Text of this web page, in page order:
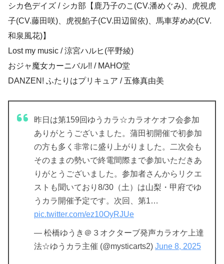
シカ色デイズ / シカ部【鹿乃子のこ(CV.潘めぐみ)、虎視虎
子(CV.藤田咲)、虎視餡子(CV.田辺留依)、馬車芽めめ(CV.
和泉風花)】
Lost my music / 涼宮ハルヒ(平野綾)
おジャ魔女カーニバル!! / MAHO堂
DANZEN! ふたりはプリキュア / 五條真由美
昨日は第159回ゆうカラ☆カラオケオフ会参加
ありがとうございました。蒲田初開催で初参加
の方も多く非常に盛り上がりました。二次会も
そのままの勢いで終電間際まで参加いただきあ
りがとうございました。参加者さんからリクエ
ストも聞いており8/30（土）は山梨・甲府でゆ
うカラ開催予定です。次回、第1…
pic.twitter.com/ez10OyRJUe
— 松橋ゆうき＠３オクターブ発声カラオケ上達
法☆ゆうカラ主催 (@mysticarts2) June 8, 2025